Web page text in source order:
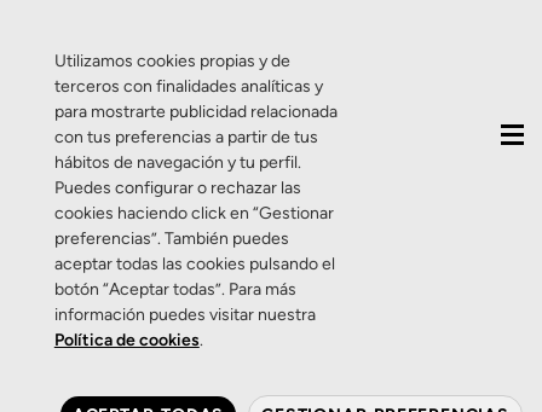
Utilizamos cookies propias y de
terceros con finalidades analíticas y
para mostrarte publicidad relacionada
con tus preferencias a partir de tus
hábitos de navegación y tu perfil.
Puedes configurar o rechazar las
cookies haciendo click en “Gestionar
preferencias”. También puedes
aceptar todas las cookies pulsando el
botón “Aceptar todas”. Para más
información puedes visitar nuestra
Política de cookies.